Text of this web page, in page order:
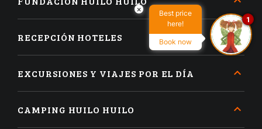
RECEPCIÓN HOTELES
EXCURSIONES Y VIAJES POR EL DÍA
CAMPING HUILO HUILO
×
Best price
here!
Book now
1